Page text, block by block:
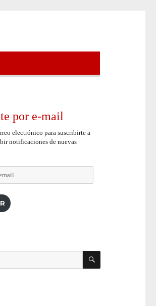
por e-mail
electrónico para suscribirte a
notificaciones de nuevas
BUSCAR